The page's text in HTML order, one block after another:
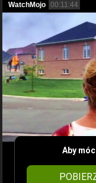
WatchMojo 00:11:44
Aby